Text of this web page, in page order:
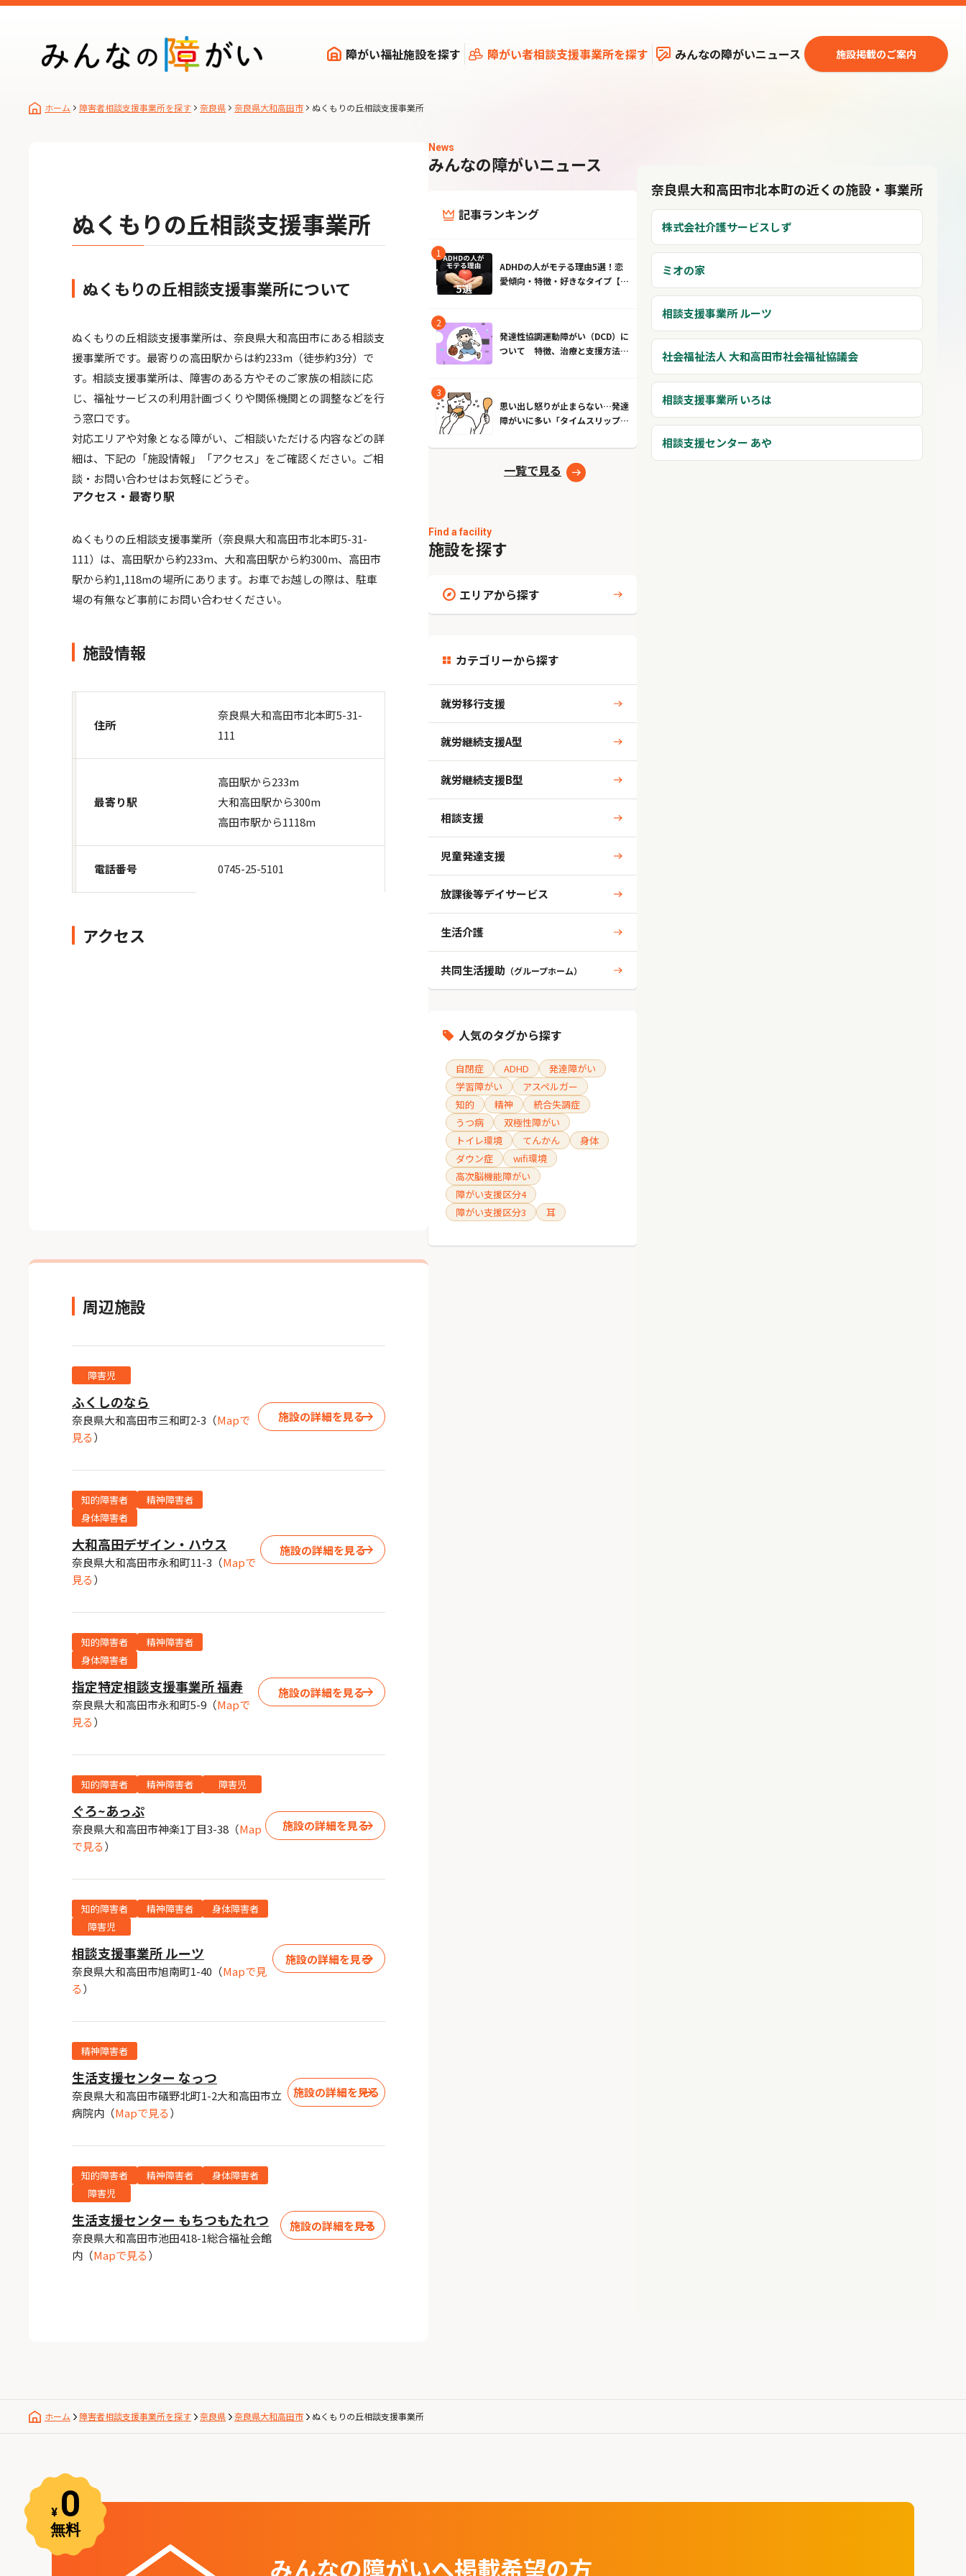
障がい福祉施設を探す 障がい者相談支援事業所を探す みんなの障がいニュース 施設掲載のご案内
ホーム 障害者相談支援事業所を探す 奈良県 奈良県大和高田市 ぬくもりの丘相談支援事業所
ぬくもりの丘相談支援事業所
ぬくもりの丘相談支援事業所について
ぬくもりの丘相談支援事業所は、奈良県大和高田市にある相談支
援事業所です。最寄りの高田駅からは約233m（徒歩約3分）で
す。相談支援事業所は、障害のある方やそのご家族の相談に応
じ、福祉サービスの利用計画づくりや関係機関との調整などを行
う窓口です。
対応エリアや対象となる障がい、ご相談いただける内容などの詳
細は、下記の「施設情報」「アクセス」をご確認ください。ご相
談・お問い合わせはお気軽にどうぞ。
アクセス・最寄り駅
ぬくもりの丘相談支援事業所（奈良県大和高田市北本町5-31-
111）は、高田駅から約233m、大和高田駅から約300m、高田市
駅から約1,118mの場所にあります。お車でお越しの際は、駐車
場の有無など事前にお問い合わせください。
施設情報
住所
奈良県大和高田市北本町5-31-
111
最寄り駅
高田駅から233m
大和高田駅から300m
高田市駅から1118m
電話番号 0745-25-5101
アクセス
周辺施設
障害児
ふくしのなら
奈良県大和高田市三和町2-3 （Mapで
見る）
施設の詳細を見る
知的障害者
精神障害者
身体障害者
大和高田デザイン・ハウス
奈良県大和高田市永和町11-3 （Mapで
見る）
施設の詳細を見る
知的障害者
精神障害者
身体障害者
指定特定相談支援事業所 福寿
奈良県大和高田市永和町5-9 （Mapで
見る）
施設の詳細を見る
知的障害者 精神障害者 障害児
ぐろ~あっぷ
奈良県大和高田市神楽1丁目3-38 （Map
で見る）
施設の詳細を見る
知的障害者 精神障害者
身体障害者
障害児
相談支援事業所 ルーツ
奈良県大和高田市旭南町1-40 （Mapで見
る）
施設の詳細を見る
精神障害者
生活支援センター なっつ
奈良県大和高田市礒野北町1-2大和高田市立
病院内 （Mapで見る）
施設の詳細を見る
知的障害者 精神障害者
身体障害者
障害児
生活支援センター もちつもたれつ
奈良県大和高田市池田418-1総合福祉会館
内 （Mapで見る）
施設の詳細を見る
News
みんなの障がいニュース
記事ランキング
ADHDの人がモテる理由5選！恋
愛傾向・特徴・好きなタイプ【男
発達性協調運動障がい（DCD）に
ついて 特徴、治療と支援方法と
思い出し怒りが止まらない…発達
障がいに多い「タイムスリップ現
一覧で見る
Find a facility
施設を探す
エリアから探す
カテゴリーから探す
就労移行支援
就労継続支援A型
就労継続支援B型
相談支援
児童発達支援
放課後等デイサービス
生活介護
共同生活援助 （グループホーム）
人気のタグから探す
自閉症 ADHD
発達障がい
学習障がい
アスペルガー
知的
精神
統合失調症
うつ病
双極性障がい
トイレ環境
てんかん
身体
ダウン症
wifi環境
高次脳機能障がい
障がい支援区分4
障がい支援区分3
耳
奈良県大和高田市北本町の近くの施設・事業所
株式会社介護サービスしず
ミオの家
相談支援事業所 ルーツ
社会福祉法人 大和高田市社会福祉協議会
相談支援事業所 いろは
相談支援センター あや
ホーム 障害者相談支援事業所を探す 奈良県 奈良県大和高田市 ぬくもりの丘相談支援事業所
みんなの障がいへ掲載希望の⽅